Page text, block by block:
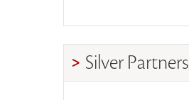
Silver Partners